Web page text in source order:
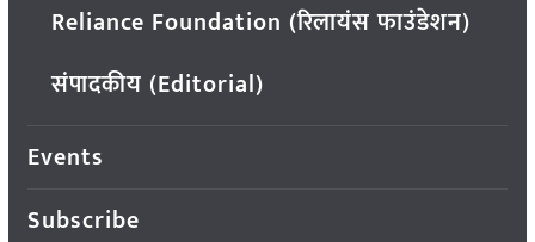
Reliance Foundation (रिलायंस फाउंडेशन)
संपादकीय (Editorial)
Events
Subscribe